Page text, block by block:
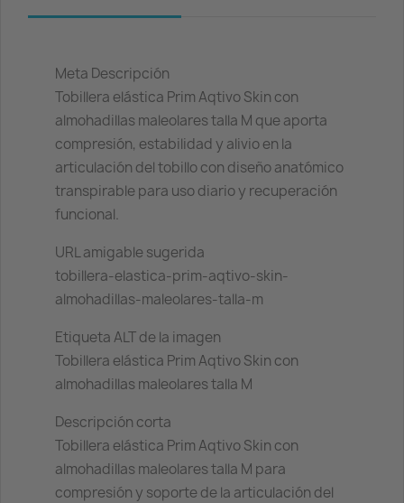
Meta Descripción
Tobillera elástica Prim Aqtivo Skin con
almohadillas maleolares talla M que aporta
compresión, estabilidad y alivio en la
articulación del tobillo con diseño anatómico
transpirable para uso diario y recuperación
funcional.
URL amigable sugerida
tobillera-elastica-prim-aqtivo-skin-
almohadillas-maleolares-talla-m
Etiqueta ALT de la imagen
Tobillera elástica Prim Aqtivo Skin con
almohadillas maleolares talla M
Descripción corta
Tobillera elástica Prim Aqtivo Skin con
almohadillas maleolares talla M para
compresión y soporte de la articulación del